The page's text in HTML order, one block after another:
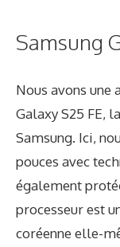
Samsung
Nous avons une
Galaxy S25 FE,
Samsung. Ici,
pouces avec
également
processeur est
coréenne elle-